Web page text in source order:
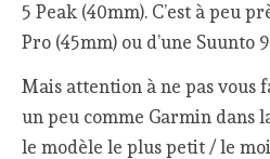
5 Peak (40mm). C’est à peu
Pro (45mm) ou d’une Suunto
Mais attention à ne pas vous
un peu comme Garmin dans
le modèle le plus petit / le